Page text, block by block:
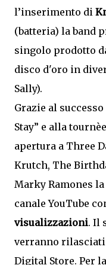
l’inserimento di
(batteria) la band
singolo prodotto
disco d'oro in
Sally).
Grazie al
Stay” e alla
apertura a Three
Krutch, The
Marky Ramones
canale YouTube
visualizzazioni. Il
verranno
Digital Store. Per